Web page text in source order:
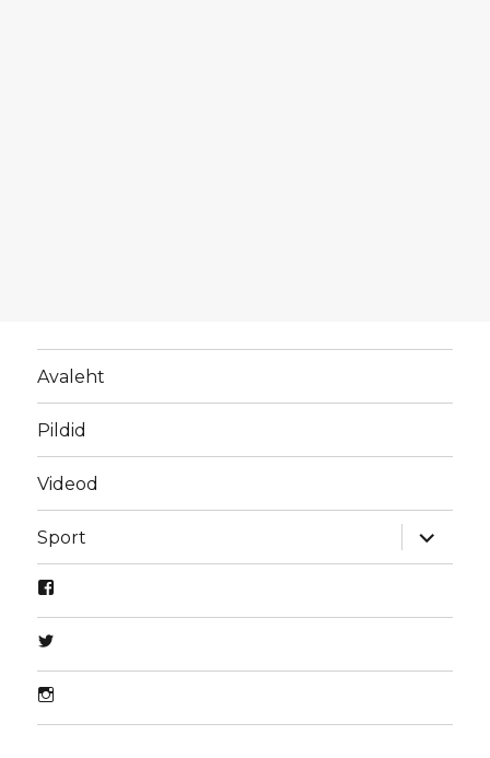
Avaleht
Pildid
Videod
Sport
laienda